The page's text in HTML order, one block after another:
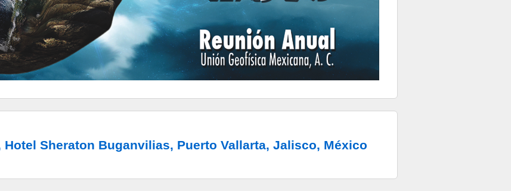
Hotel Sheraton Buganvilias, Puerto Vallarta, Jalisco, México